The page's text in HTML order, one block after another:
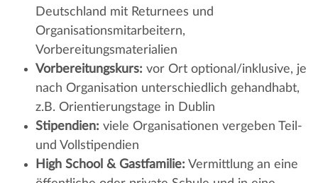
Deutschland mit Returnees und
Organisationsmitarbeitern,
Vorbereitungsmaterialien
Vorbereitungskurs: vor Ort optional/inklusive, je
nach Organisation unterschiedlich gehandhabt,
z.B. Orientierungstage in Dublin
Stipendien: viele Organisationen vergeben Teil-
und Vollstipendien
High School & Gastfamilie: Vermittlung an eine